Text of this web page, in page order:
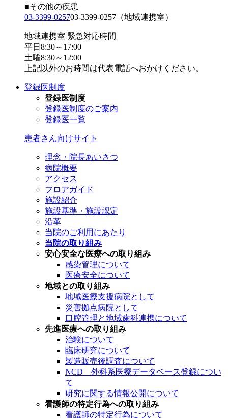
■その他の疾患
03-3399-025703-3399-0257 （地域連携室）
地域連携室 緊急対応時間
平日8:30～17:00
土曜8:30～12:00
上記以外のお時間は代表電話へおかけください。
登録医制度
登録医制度
登録医制度のご案内
登録医一覧
患者さん向けサイト
理念・院長あいさつ
病院概要
アクセス
フロアガイド
施設紹介
施設基準・施設認定
沿革
当院のご利用にあたり
当院の取り組み
安心安全な医療への取り組み
感染管理について
医療安全について
地域との取り組み
地域医療支援病院として
災害拠点病院として
口腔管理と地域歯科連携について
先進医療への取り組み
治験について
臨床研究について
製造販売後調査について
NCD 外科系医療データベース登録につい
て
研究に関する情報公開について
看護師の特定行為への取り組み
看護師の特定行為について